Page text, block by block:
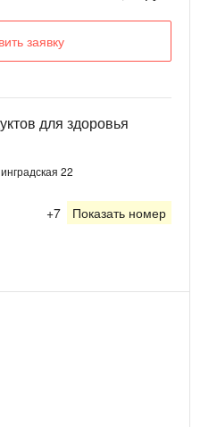
заявку
для здоровья
22
+7 Показать номер